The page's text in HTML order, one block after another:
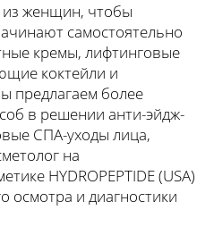
из женщин, чтобы
самостоятельно
кремы, лифтинговые
коктейли и
предлагаем более
в решении анти-эйдж-
СПА-уходы лица,
на
HYDROPEPTIDE (USA)
осмотра и диагностики